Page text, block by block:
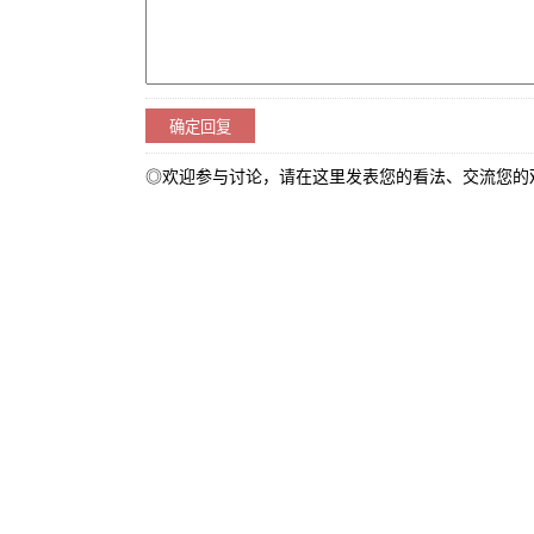
◎欢迎参与讨论，请在这里发表您的看法、交流您的